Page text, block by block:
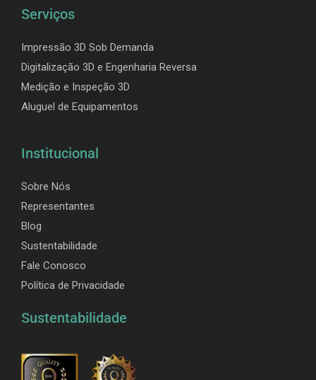
Serviços
Impressão 3D Sob Demanda
Digitalização 3D e Engenharia Reversa
Medição e Inspeção 3D
Aluguel de Equipamentos
Institucional
Sobre Nós
Representantes
Blog
Sustentabilidade
Fale Conosco
Política de Privacidade
Sustentabilidade